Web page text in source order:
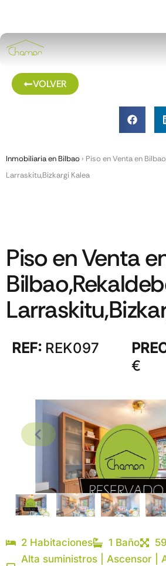
VOLVER
Inmobiliaria en Bilbao › Piso en Venta en
Larraskitu,Bizkargi Kalea
Piso en Venta
REF: REK097
€
2 Habitaciones 1 Baño
Alta suministros | Ascensor |